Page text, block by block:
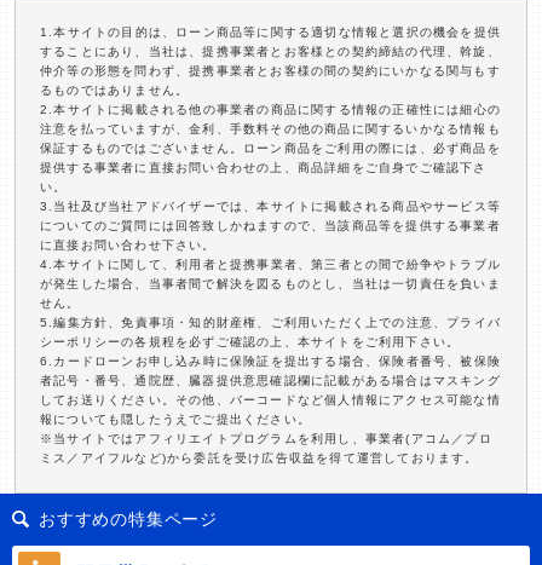
1.本サイトの目的は、ローン商品等に関する適切な情報と選択の機会を提供
することにあり、当社は、提携事業者とお客様との契約締結の代理、斡旋、
仲介等の形態を問わず、提携事業者とお客様の間の契約にいかなる関与もす
るものではありません。
2.本サイトに掲載される他の事業者の商品に関する情報の正確性には細心の
注意を払っていますが、金利、手数料その他の商品に関するいかなる情報も
保証するものではございません。ローン商品をご利用の際には、必ず商品を
提供する事業者に直接お問い合わせの上、商品詳細をご自身でご確認下さ
い。
3.当社及び当社アドバイザーでは、本サイトに掲載される商品やサービス等
についてのご質問には回答致しかねますので、当該商品等を提供する事業者
に直接お問い合わせ下さい。
4.本サイトに関して、利用者と提携事業者、第三者との間で紛争やトラブル
が発生した場合、当事者間で解決を図るものとし、当社は一切責任を負いま
せん。
5.編集方針、免責事項・知的財産権、ご利用いただく上での注意、プライバ
シーポリシーの各規程を必ずご確認の上、本サイトをご利用下さい。
6.カードローンお申し込み時に保険証を提出する場合、保険者番号、被保険
者記号・番号、通院歴、臓器提供意思確認欄に記載がある場合はマスキング
してお送りください。その他、バーコードなど個人情報にアクセス可能な情
報についても隠したうえでご提出ください。
※当サイトではアフィリエイトプログラムを利用し、事業者(アコム／プロ
ミス／アイフルなど)から委託を受け広告収益を得て運営しております。
おすすめの特集ページ